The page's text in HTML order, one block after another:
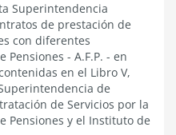
Superintendencia
de prestación de
con diferentes
- A.F.P. - en
en el Libro V,
de
de Servicios por la
Pensiones y el Instituto de